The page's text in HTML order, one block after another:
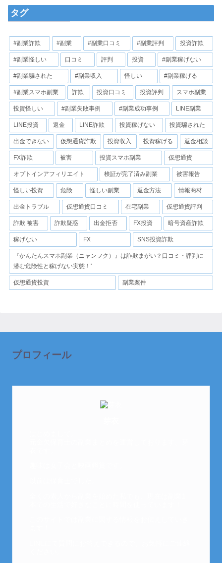
タグ
#副業詐欺 #副業 #副業口コミ #副業評判 投資詐欺
#副業怪しい 口コミ 評判 投資 #副業稼げない
#副業騙された #副業収入 怪しい #副業稼げる
#副業スマホ副業 詐欺 投資口コミ 投資評判 スマホ副業
投資怪しい #副業失敗事例 #副業成功事例 LINE副業
LINE投資 返金 LINE詐欺 投資稼げない 投資騙された
出金できない 仮想通貨詐欺 投資収入 投資稼げる 返金相談
FX詐欺 被害 投資スマホ副業 仮想通貨
オプトインアフィリエイト 検証が完了済み副業 被害報告
怪しい投資 危険 怪しい副業 返金方法 情報商材
出金トラブル 仮想通貨口コミ 在宅副業 仮想通貨評判
詐欺 被害 詐欺疑惑 出金拒否 FX投資 暗号資産詐欺
稼げない FX SNS投資詐欺
『かんたんスマホ副業（ニャンフク）』は詐欺まがい？口コミ・評判に
潜む危険性と稼げない実態！'
仮想通貨投資 副業案件
プロフィール